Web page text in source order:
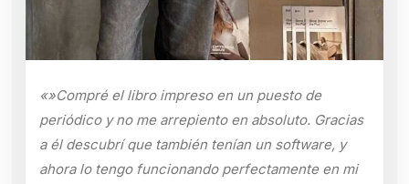
«»Compré el libro impreso en un puesto de
periódico y no me arrepiento en absoluto. Gracias
a él descubrí que también tenían un software, y
ahora lo tengo funcionando perfectamente en mi